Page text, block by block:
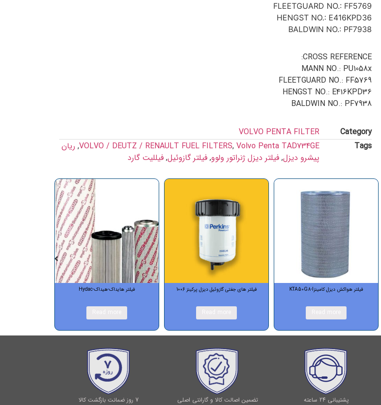
FLEETGUARD NO.: FF5769
HENGST NO.: E416KPD36
BALDWIN NO.: PF7938
CROSS REFERENCE:
MANN NO.: PU1058x
FLEETGUARD NO.: FF5769
HENGST NO.: E416KPD36
BALDWIN NO.: PF7938
Category
VOLVO PENTA FILTER
Tags
VOLVO / DEUTZ / RENAULT FUEL FILTERS, Volvo Penta TAD734GE
, ریان
پیشرو دیزل,فیلتر دیزل ژنراتور ولوو,فیلتر گازوئیل,فیللیت گارد
فیلتر های جفتی گازوئیل دیزل پرکینز 1006 فیلتر هایداک-هیداک-Hydac فیلتر روغن کامینز سریKTA38/KTA50
پشتیبانی 24 ساعته تضمین اصالت کالا و گارانتی اصلی 7 روز ضمانت بازگشت کالا